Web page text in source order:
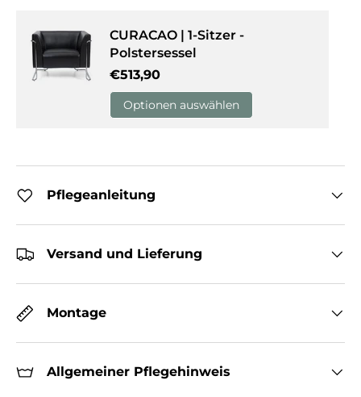
CURACAO | 1-Sitzer -
Polstersessel
Normaler Preis
€513,90
Optionen auswählen
Pflegeanleitung
Versand und Lieferung
Montage
Allgemeiner Pflegehinweis